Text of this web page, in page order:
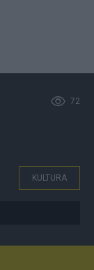
72
KULTURA